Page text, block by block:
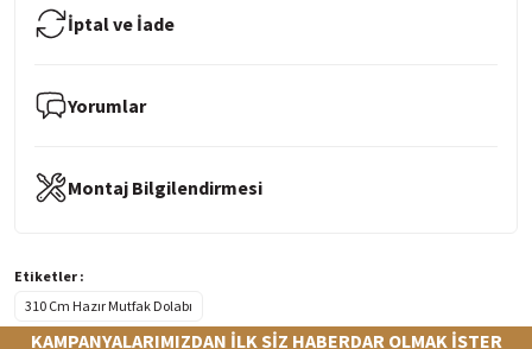
İptal ve İade
Yorumlar
Montaj Bilgilendirmesi
Etiketler :
310 Cm Hazır Mutfak Dolabı
KAMPANYALARIMIZDAN İLK SİZ HABERDAR OLMAK İSTER